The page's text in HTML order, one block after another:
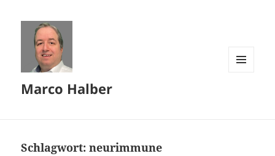
Marco Halber
Schlagwort:neurimmune